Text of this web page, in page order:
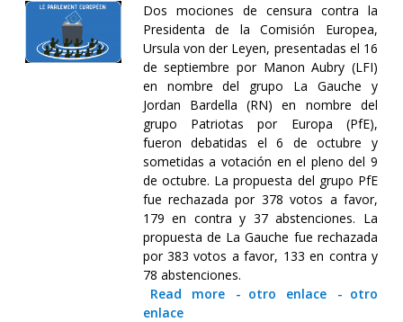
Dos mociones de censura contra la
Presidenta de la Comisión Europea,
Ursula von der Leyen, presentadas el 16
de septiembre por Manon Aubry (LFI)
en nombre del grupo La Gauche y
Jordan Bardella (RN) en nombre del
grupo Patriotas por Europa (PfE),
fueron debatidas el 6 de octubre y
sometidas a votación en el pleno del 9
de octubre. La propuesta del grupo PfE
fue rechazada por 378 votos a favor,
179 en contra y 37 abstenciones. La
propuesta de La Gauche fue rechazada
por 383 votos a favor, 133 en contra y
78 abstenciones.
Read more - otro enlace - otro
enlace